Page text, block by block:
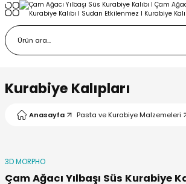
Kurabiye Kalıpları
Anasayfa Pasta ve Kurabiye Malzemeleri
3D MORPHO
Çam Ağacı Yılbaşı Süs Kurabiye
Geri Dön
Malzemeleri
Baskı
Bas-Çek Kalıp
/ Embosser
Geri Dön